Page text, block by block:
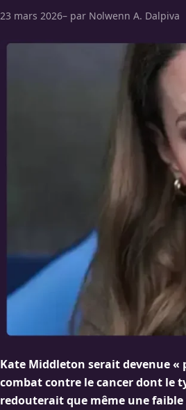
23 mars 2026– par Nolwenn A. Dalpiva
Kate Middleton serait devenue
combat contre le cancer dont le
redouterait que même une